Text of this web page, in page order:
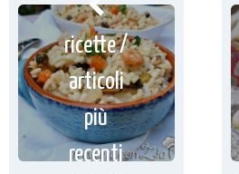
ricette /
articoli
più
recenti